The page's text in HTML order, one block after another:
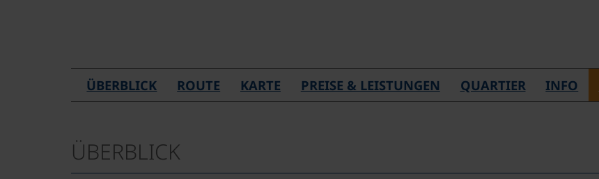
ÜBERBLICK ROUTE KARTE PREISE & LEISTUNGEN QUARTIER INFO
ÜBERBLICK